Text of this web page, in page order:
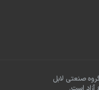
صنعتی لابل